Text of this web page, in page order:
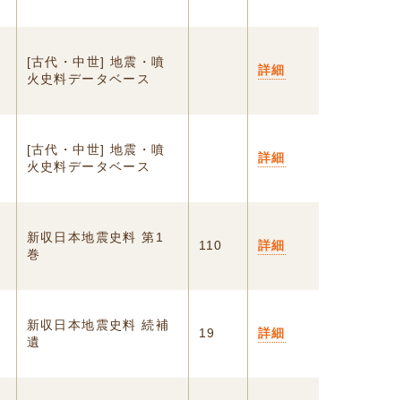
[古代・中世] 地震・噴
火史料データベース
詳細
[古代・中世] 地震・噴
火史料データベース
詳細
新収日本地震史料 第1
巻
110 詳細
新収日本地震史料 続補
遺
19 詳細